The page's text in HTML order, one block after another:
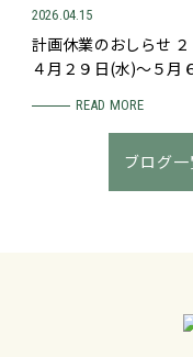
2026.04.15
計画休業のおしらせ
４月２９日(水)～５月
READ MORE
ブログ一